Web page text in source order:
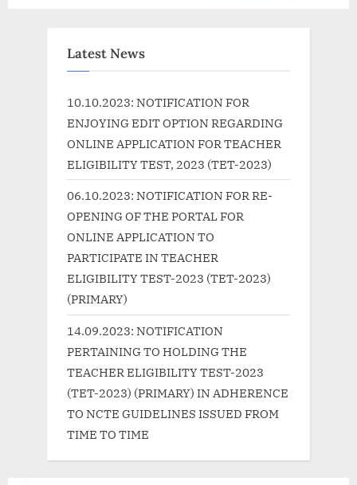
Latest News
10.10.2023: NOTIFICATION FOR
ENJOYING EDIT OPTION REGARDING
ONLINE APPLICATION FOR TEACHER
ELIGIBILITY TEST, 2023 (TET-2023)
06.10.2023: NOTIFICATION FOR RE-
OPENING OF THE PORTAL FOR
ONLINE APPLICATION TO
PARTICIPATE IN TEACHER
ELIGIBILITY TEST-2023 (TET-2023)
(PRIMARY)
14.09.2023: NOTIFICATION
PERTAINING TO HOLDING THE
TEACHER ELIGIBILITY TEST-2023
(TET-2023) (PRIMARY) IN ADHERENCE
TO NCTE GUIDELINES ISSUED FROM
TIME TO TIME